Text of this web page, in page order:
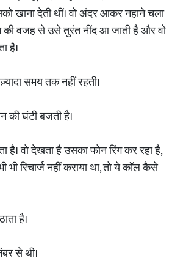
खाना देती थीं। वो अंदर आकर नहाने चला
वजह से उसे तुरंत नींद आ जाती है और वो
है।
समय तक नहीं रहती।
घंटी बजती है।
है। वो देखता है उसका फोन रिंग कर रहा है,
रिचार्ज नहीं कराया था, तो ये कॉल कैसे
है।
से थी।